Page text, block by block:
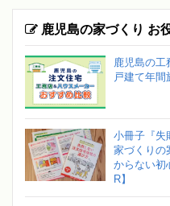
鹿児島の家づくり お
鹿児島の工
戸建て年間
小冊子『失
家づくり
からない初
R】